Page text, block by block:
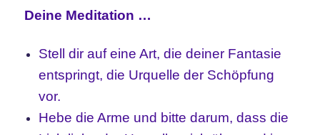
Deine Meditation …
Stell dir auf eine Art, die deiner Fantasie
entspringt, die Urquelle der Schöpfung
vor.
Hebe die Arme und bitte darum, dass die